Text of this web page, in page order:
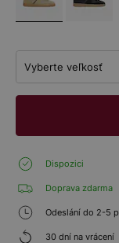
Vyberte veľkosť
Dispozici
Doprava zdarma
Odeslání do 2-5
30 dní na vrácení